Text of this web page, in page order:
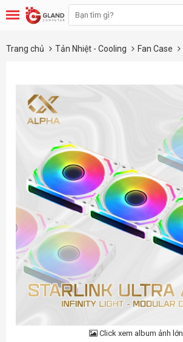
Trang chủ Tản Nhiệt - Cooling Fan Case
Click xem album ảnh lớn